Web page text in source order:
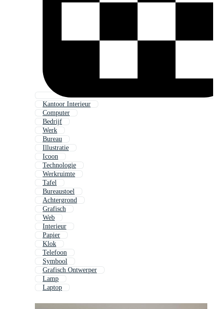
Kantoor Interieur
Computer
Bedrijf
Werk
Bureau
Illustratie
Icoon
Technologie
Werkruimte
Tafel
Bureaustoel
Achtergrond
Grafisch
Web
Interieur
Papier
Klok
Telefoon
Symbool
Grafisch Ontwerper
Lamp
Laptop